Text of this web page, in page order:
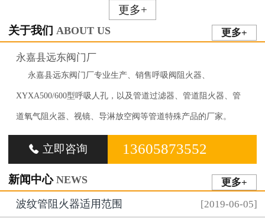
更多+
关于我们 ABOUT US 更多+
永嘉县远东阀门厂
永嘉县远东阀门厂专业生产、销售呼吸阀阻火器、
XYXA500/600型呼吸人孔，以及管道过滤器、管道阻火器、管
道氧气阻火器、视镜、导淋放空阀等管道特殊产品的厂家。
 立即咨询 13605873552
新闻中心 NEWS
更多+
[2019-06-05]
波纹管阻火器适用范围